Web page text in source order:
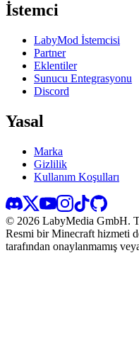
İstemci
LabyMod İstemcisi
Partner
Eklentiler
Sunucu Entegrasyonu
Discord
Yasal
Marka
Gizlilik
Kullanım Koşulları
© 2026 LabyMedia GmbH.
Resmi bir Minecraft hizmeti
tarafından onaylanmamış